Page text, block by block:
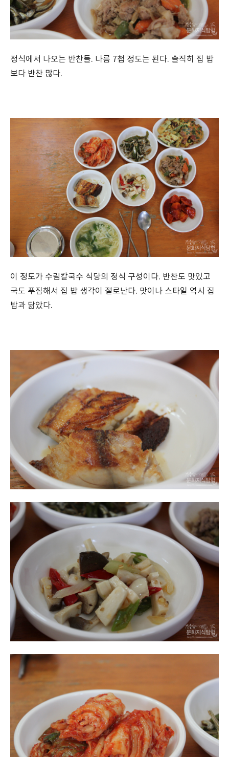
정식에서 나오는 반찬들. 나름 7첩 정도는 된다. 솔직히 집 밥
보다 반찬 많다.
이 정도가 수림칼국수 식당의 정식 구성이다. 반찬도 맛있고
국도 푸짐해서 집 밥 생각이 절로난다. 맛이나 스타일 역시 집
밥과 닮았다.